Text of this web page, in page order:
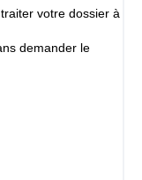
votre dossier à
demander le